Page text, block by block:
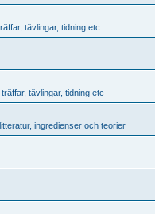
tävlingar, tidning etc
tävlingar, tidning etc
ingredienser och teorier